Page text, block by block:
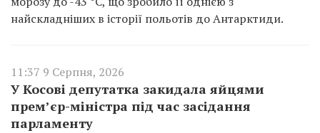
найскладніших в історії польотів до Антарктиди.
11:37 9 Серпня, 2026
У Косові депутатка закидала яйцями
прем’єр-міністра під час засідання
парламенту